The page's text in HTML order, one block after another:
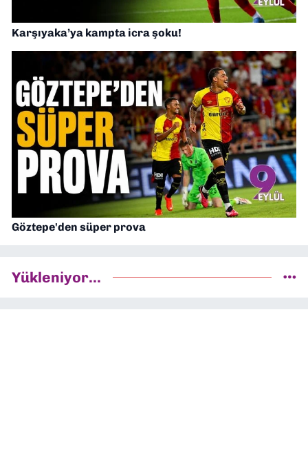
Karşıyaka’ya kampta icra şoku!
Göztepe'den süper prova
Yükleniyor...